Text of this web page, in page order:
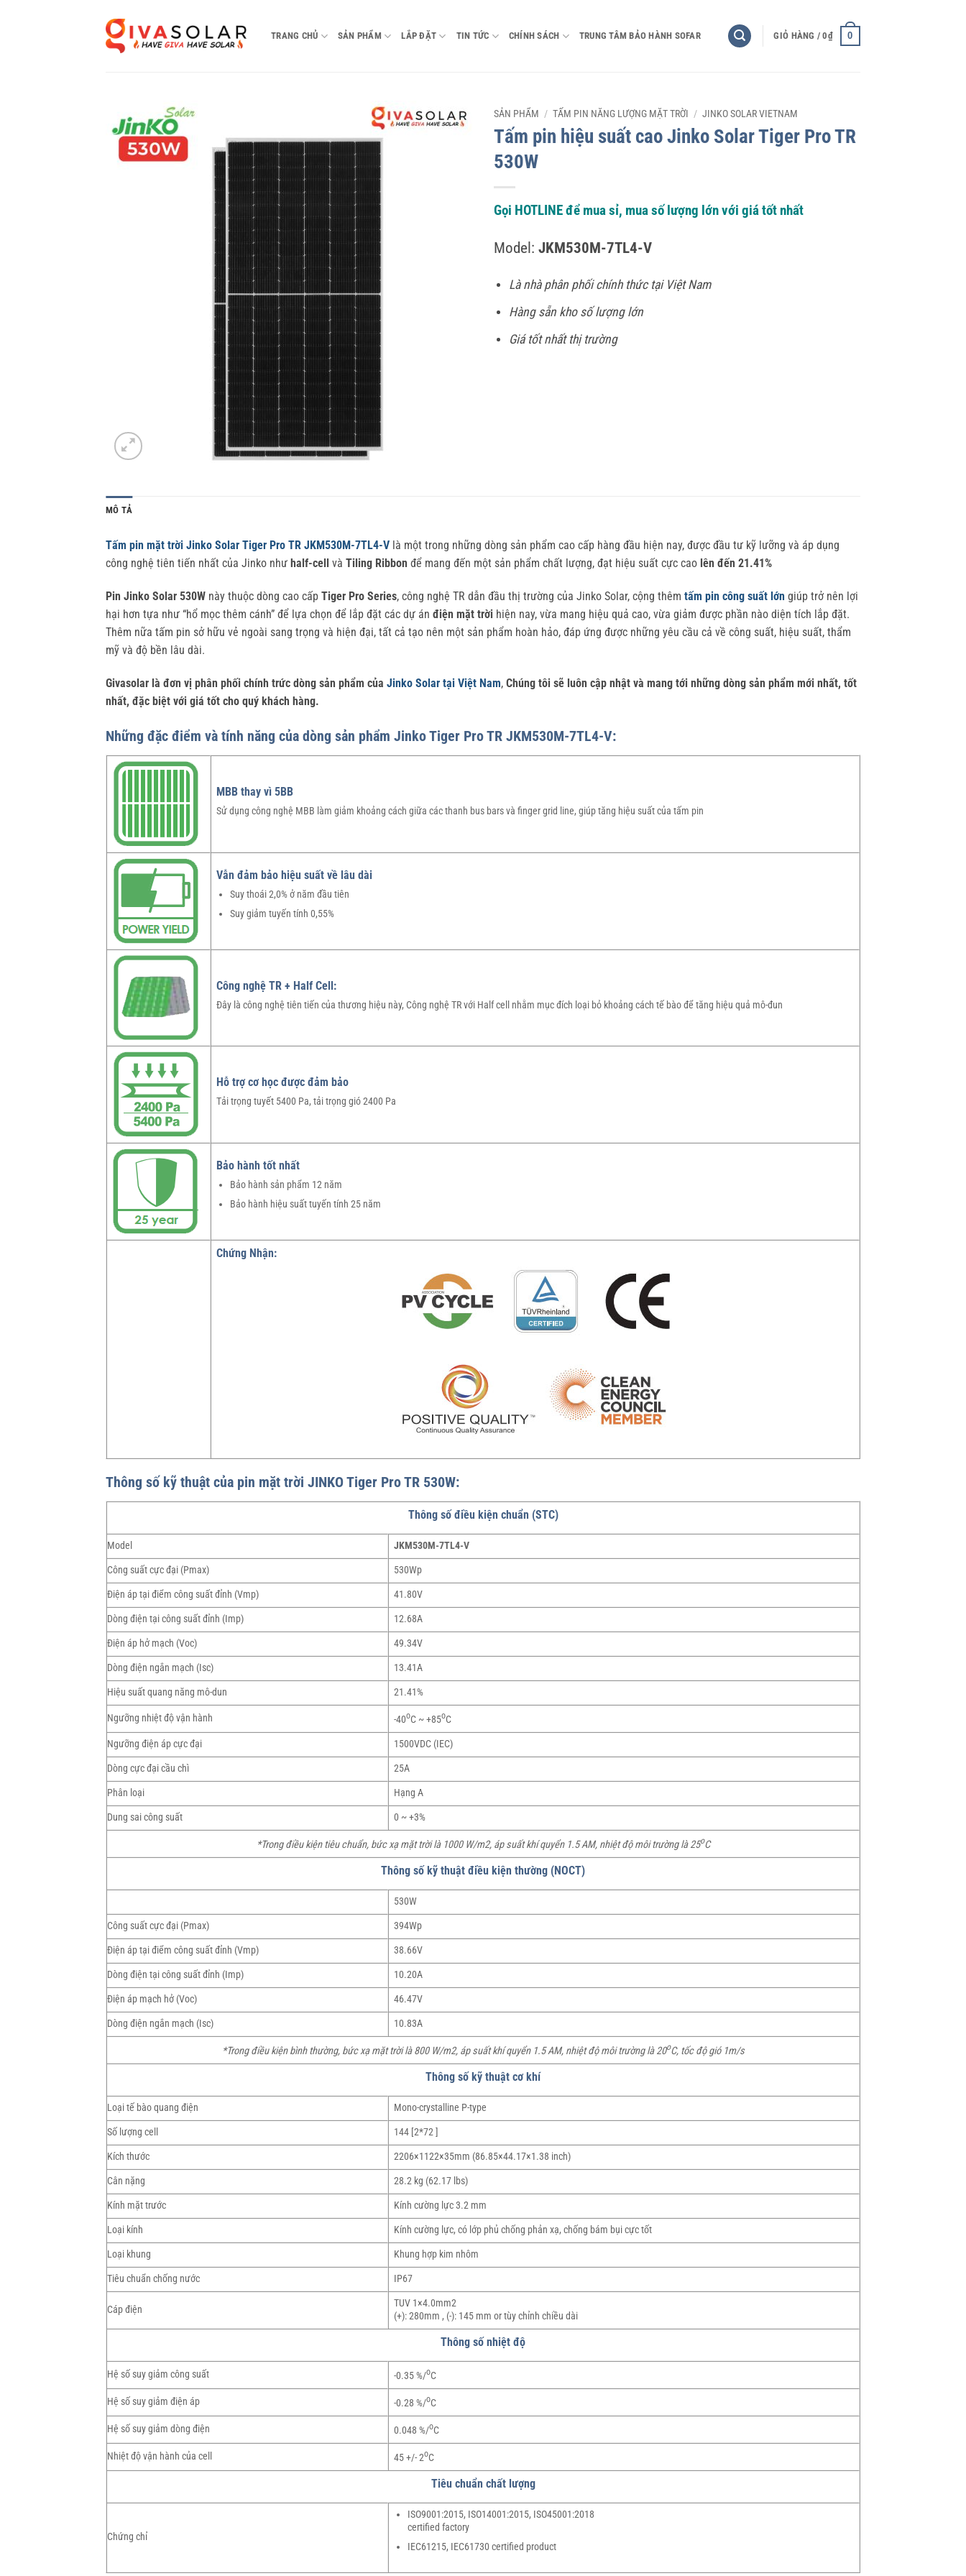
TRANG CHỦ SẢN PHẨM LẮP ĐẶT TIN TỨC CHÍNH SÁCH TRUNG TÂM BẢO HÀNH SOFAR GIỎ HÀNG /0₫ 0
SẢN PHẨM / TẤM PIN NĂNG LƯỢNG MẶT TRỜI / JINKO SOLAR VIETNAM
Tấm pin hiệu suất cao Jinko Solar Tiger Pro TR
530W
Gọi HOTLINE để mua sỉ, mua số lượng lớn với giá tốt nhất
Model: JKM530M-7TL4-V
Là nhà phân phối chính thức tại Việt Nam
Hàng sẵn kho số lượng lớn
Giá tốt nhất thị trường
MÔ TẢ
Tấm pin mặt trời Jinko Solar Tiger Pro TR JKM530M-7TL4-V là một trong những dòng sản phẩm cao cấp hàng đầu hiện nay, được đầu tư kỹ lưỡng và áp dụng
công nghệ tiên tiến nhất của Jinko như half-cell và Tiling Ribbon để mang đến một sản phẩm chất lượng, đạt hiệu suất cực cao lên đến 21.41%
Pin Jinko Solar 530W này thuộc dòng cao cấp Tiger Pro Series, công nghệ TR dẫn đầu thị trường của Jinko Solar, cộng thêm tấm pin công suất lớn giúp trở nên lợi
hại hơn tựa như “hổ mọc thêm cánh” để lựa chọn để lắp đặt các dự án điện mặt trời hiện nay, vừa mang hiệu quả cao, vừa giảm được phần nào diện tích lắp đặt.
Thêm nữa tấm pin sở hữu vẻ ngoài sang trọng và hiện đại, tất cả tạo nên một sản phẩm hoàn hảo, đáp ứng được những yêu cầu cả về công suất, hiệu suất, thẩm
mỹ và độ bền lâu dài.
Givasolar là đơn vị phân phối chính trức dòng sản phẩm của Jinko Solar tại Việt Nam, Chúng tôi sẽ luôn cập nhật và mang tới những dòng sản phẩm mới nhất, tốt
nhất, đặc biệt với giá tốt cho quý khách hàng.
Những đặc điểm và tính năng của dòng sản phẩm Jinko Tiger Pro TR JKM530M-7TL4-V:
MBB thay vì 5BB
Sử dụng công nghệ MBB làm giảm khoảng cách giữa các thanh bus bars và finger grid line, giúp tăng hiệu suất của tấm pin
Vẫn đảm bảo hiệu suất về lâu dài
Suy thoái 2,0% ở năm đầu tiên
Suy giảm tuyến tính 0,55%
Công nghệ TR + Half Cell:
Đây là công nghệ tiên tiến của thương hiệu này, Công nghệ TR với Half cell nhằm mục đích loại bỏ khoảng cách tế bào để tăng hiệu quả mô-đun
Hỗ trợ cơ học được đảm bảo
Tải trọng tuyết 5400 Pa, tải trọng gió 2400 Pa
Bảo hành tốt nhất
Bảo hành sản phẩm 12 năm
Bảo hành hiệu suất tuyến tính 25 năm
Chứng Nhận:
Thông số kỹ thuật của pin mặt trời JINKO Tiger Pro TR 530W:
Thông số điều kiện chuẩn (STC)
Model
JKM530M-7TL4-V
Công suất cực đại (Pmax)
530Wp
Điện áp tại điểm công suất đỉnh (Vmp)
41.80V
Dòng điện tại công suất đỉnh (Imp)
12.68A
Điện áp hở mạch (Voc)
49.34V
Dòng điện ngắn mạch (Isc)
13.41A
Hiệu suất quang năng mô-dun
21.41%
Ngưỡng nhiệt độ vận hành -40oC ~ +85oC
Ngưỡng điện áp cực đại
1500VDC (IEC)
Dòng cực đại cầu chì
25A
Phân loại
Hạng A
Dung sai công suất
0 ~ +3%
*Trong điều kiện tiêu chuẩn, bức xạ mặt trời là 1000 W/m2, áp suất khí quyển 1.5 AM, nhiệt độ môi trường là 25oC
Thông số kỹ thuật điều kiện thường (NOCT)
530W
Công suất cực đại (Pmax)
394Wp
Điện áp tại điểm công suất đỉnh (Vmp)
38.66V
Dòng điện tại công suất đỉnh (Imp)
10.20A
Điện áp mạch hở (Voc)
46.47V
Dòng điện ngắn mạch (Isc)
10.83A
*Trong điều kiện bình thường, bức xạ mặt trời là 800 W/m2, áp suất khí quyển 1.5 AM, nhiệt độ môi trường là 20oC, tốc độ gió 1m/s
Thông số kỹ thuật cơ khí
Loại tế bào quang điện
Mono-crystalline P-type
Số lượng cell
144 [2*72 ]
Kích thước
2206×1122×35mm (86.85×44.17×1.38 inch)
Cân nặng
28.2 kg (62.17 lbs)
Kính mặt trước
Kính cường lực 3.2 mm
Loại kính
Kính cường lực, có lớp phủ chống phản xạ, chống bám bụi cực tốt
Loại khung
Khung hợp kim nhôm
Tiêu chuẩn chống nước
IP67
Cáp điện
TUV 1×4.0mm2
(+): 280mm , (-): 145 mm or tùy chỉnh chiều dài
Thông số nhiệt độ
Hệ số suy giảm công suất -0.35 %/oC
Hệ số suy giảm điện áp -0.28 %/oC
Hệ số suy giảm dòng điện 0.048 %/oC
Nhiệt độ vận hành của cell 45 +/- 2oC
Tiêu chuẩn chất lượng
Chứng chỉ
ISO9001:2015, ISO14001:2015, ISO45001:2018
certified factory
IEC61215, IEC61730 certified product